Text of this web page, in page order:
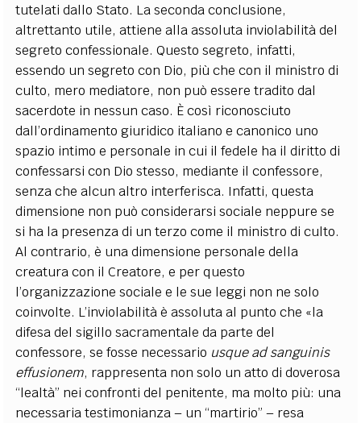
tutelati dallo Stato. La seconda conclusione,
altrettanto utile, attiene alla assoluta inviolabilità del
segreto confessionale. Questo segreto, infatti,
essendo un segreto con Dio, più che con il ministro di
culto, mero mediatore, non può essere tradito dal
sacerdote in nessun caso. È così riconosciuto
dall’ordinamento giuridico italiano e canonico uno
spazio intimo e personale in cui il fedele ha il diritto di
confessarsi con Dio stesso, mediante il confessore,
senza che alcun altro interferisca. Infatti, questa
dimensione non può considerarsi sociale neppure se
si ha la presenza di un terzo come il ministro di culto.
Al contrario, è una dimensione personale della
creatura con il Creatore, e per questo
l’organizzazione sociale e le sue leggi non ne solo
coinvolte. L’inviolabilità è assoluta al punto che «la
difesa del sigillo sacramentale da parte del
confessore, se fosse necessario usque ad sanguinis
effusionem, rappresenta non solo un atto di doverosa
“lealtà” nei confronti del penitente, ma molto più: una
necessaria testimonianza – un “martirio” – resa